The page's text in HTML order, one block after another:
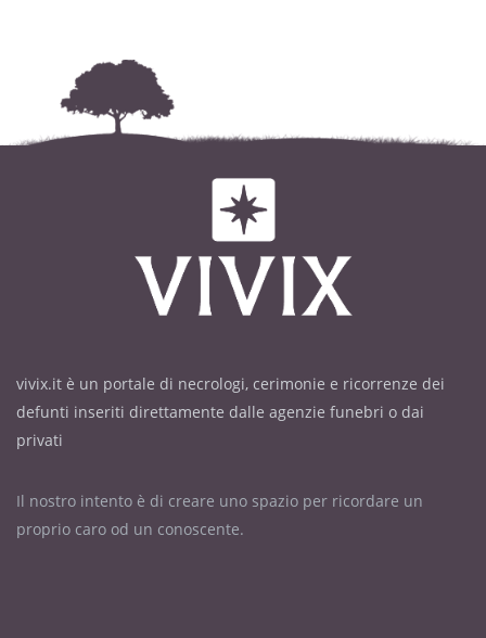
vivix.it è un portale di necrologi, cerimonie e ricorrenze dei
defunti inseriti direttamente dalle agenzie funebri o dai
privati
Il nostro intento è di creare uno spazio per ricordare un
proprio caro od un conoscente.